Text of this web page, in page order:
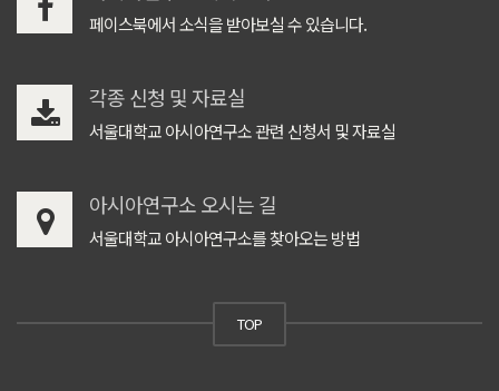
페이스북에서 소식을 받아보실 수 있습니다.
각종 신청 및 자료실
서울대학교 아시아연구소 관련 신청서 및 자료실
아시아연구소 오시는 길
서울대학교 아시아연구소를 찾아오는 방법
TOP